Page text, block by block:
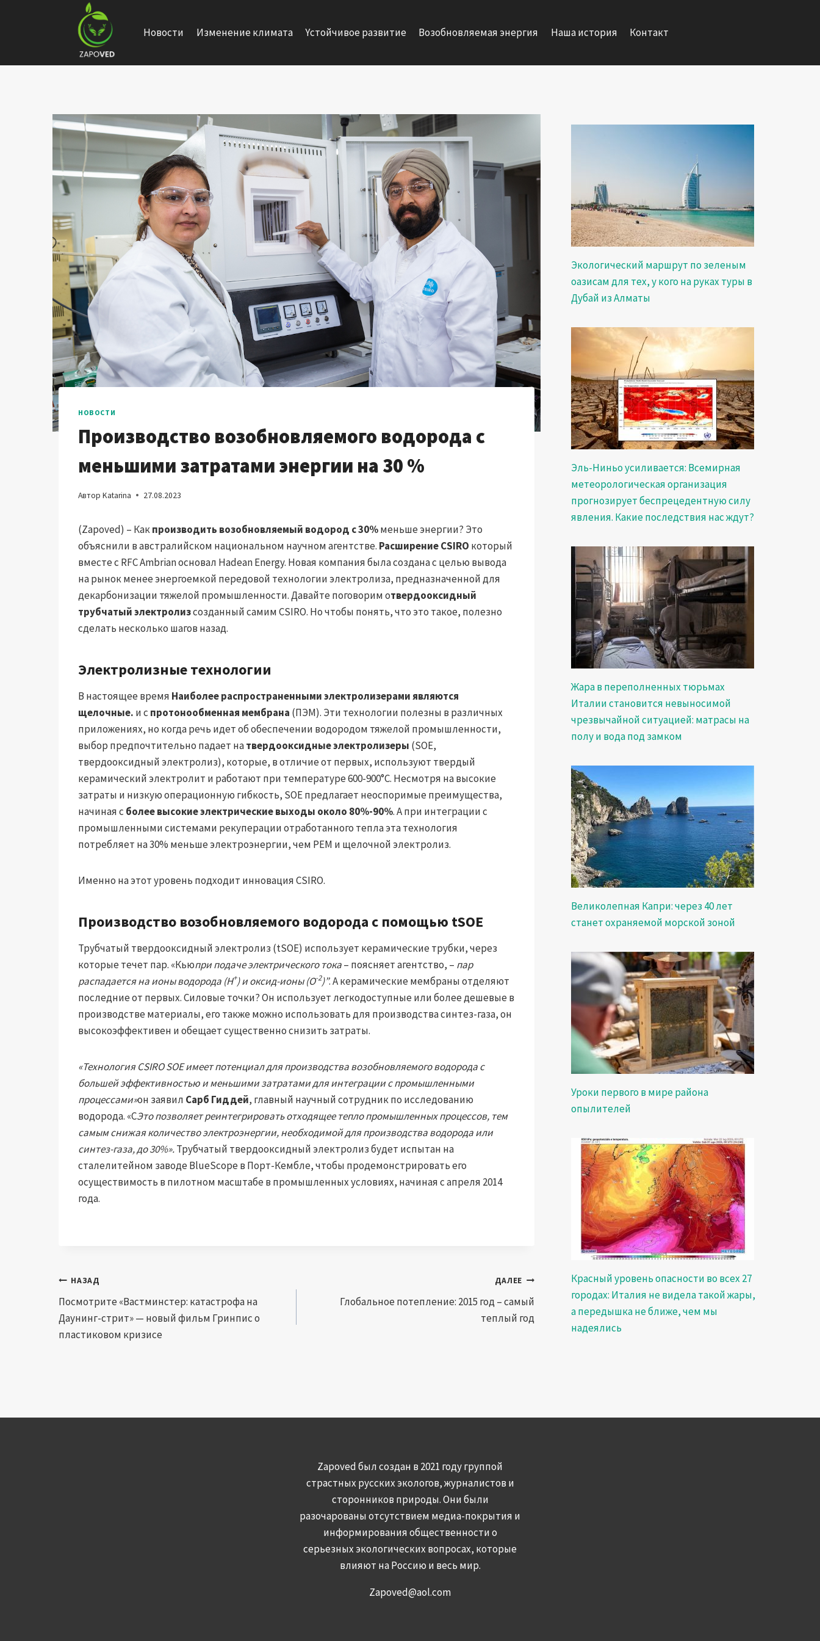
Новости Изменение климата Yстойчивое развитие Возобновляемая энергия Наша история Контакт
НОВОСТИ
Производство возобновляемого водорода с
меньшими затратами энергии на 30 %
Автор Katarina 27.08.2023
(Zapoved) – Какпроизводить возобновляемый водород с 30%меньше энергии? Это
объяснили в австралийском национальном научном агентстве. Расширение CSIRO который
вместе с RFC Ambrian основал Hadean Energy. Новая компания была создана с целью вывода
на рынок менее энергоемкой передовой технологии электролиза, предназначенной для
декарбонизации тяжелой промышленности. Давайте поговорим отвердооксидный
трубчатый электролизсозданный самим CSIRO. Но чтобы понять, что это такое, полезно
сделать несколько шагов назад.
Электролизные технологии
В настоящее время Наиболее распространенными электролизерами являются
щелочные. и с протонообменная мембрана (ПЭМ). Эти технологии полезны в различных
приложениях, но когда речь идет об обеспечении водородом тяжелой промышленности,
выбор предпочтительно падает натвердооксидные электролизеры (SOE,
твердооксидный электролиз), которые, в отличие от первых, используют твердый
керамический электролит и работают при температуре 600-900°C. Несмотря на высокие
затраты и низкую операционную гибкость, SOE предлагает неоспоримые преимущества,
начиная с более высокие электрические выходы около 80%-90%. А при интеграции с
промышленными системами рекуперации отработанного тепла эта технология
потребляет на 30% меньше электроэнергии, чем PEM и щелочной электролиз.
Именно на этот уровень подходит инновация CSIRO.
Производство возобновляемого водорода с помощью tSOE
Трубчатый твердооксидный электролиз (tSOE) использует керамические трубки, через
которые течет пар. «Кьюпри подаче электрического тока– поясняет агентство, – пар
распадается на ионы водорода (H+) и оксид-ионы (O-2)”. А керамические мембраны отделяют
последние от первых. Силовые точки? Он использует легкодоступные или более дешевые в
производстве материалы, его также можно использовать для производства синтез-газа, он
высокоэффективен и обещает существенно снизить затраты.
«Технология CSIRO SOE имеет потенциал для производства возобновляемого водорода с
большей эффективностью и меньшими затратами для интеграции с промышленными
процессами»он заявил Сарб Гиддей, главный научный сотрудник по исследованию
водорода. «СЭто позволяет реинтегрировать отходящее тепло промышленных процессов, тем
самым снижая количество электроэнергии, необходимой для производства водорода или
синтез-газа, до 30%».Трубчатый твердооксидный электролиз будет испытан на
сталелитейном заводе BlueScope в Порт-Кембле, чтобы продемонстрировать его
осуществимость в пилотном масштабе в промышленных условиях, начиная с апреля 2014
года.
Навигация
по
записям
НАЗАД
Посмотрите «Вастминстер: катастрофа на
Даунинг-стрит» — новый фильм Гринпис о
пластиковом кризисе
ДАЛЕЕ
Глобальное потепление: 2015 год – самый
теплый год
Экологический маршрут по зеленым
оазисам для тех, у кого на руках туры в
Дубай из Алматы
Эль-Ниньо усиливается: Всемирная
метеорологическая организация
прогнозирует беспрецедентную силу
явления. Какие последствия нас ждут?
Жара в переполненных тюрьмах
Италии становится невыносимой
чрезвычайной ситуацией: матрасы на
полу и вода под замком
Великолепная Капри: через 40 лет
станет охраняемой морской зоной
Уроки первого в мире района
опылителей
Красный уровень опасности во всех 27
городах: Италия не видела такой жары,
а передышка не ближе, чем мы
надеялись
Zapoved был создан в 2021 году группой
страстных русских экологов, журналистов и
сторонников природы. Они были
разочарованы отсутствием медиа-покрытия и
информирования общественности о
серьезных экологических вопросах, которые
влияют на Россию и весь мир.
Zapoved@aol.com